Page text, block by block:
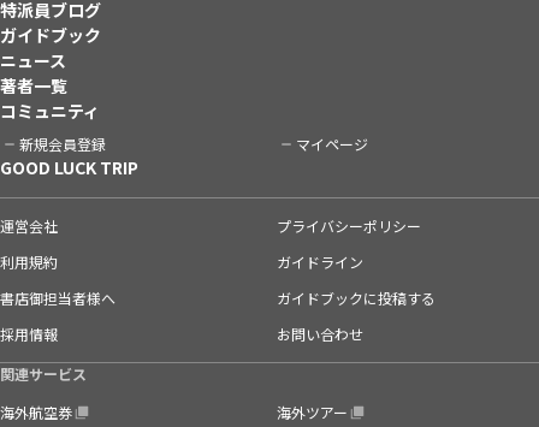
特派員ブログ
ガイドブック
ニュース
著者一覧
コミュニティ
新規会員登録 マイページ
GOOD LUCK TRIP
運営会社
プライバシーポリシー
利用規約
ガイドライン
書店御担当者様へ
ガイドブックに投稿する
採用情報
お問い合わせ
関連サービス
海外航空券
海外ツアー